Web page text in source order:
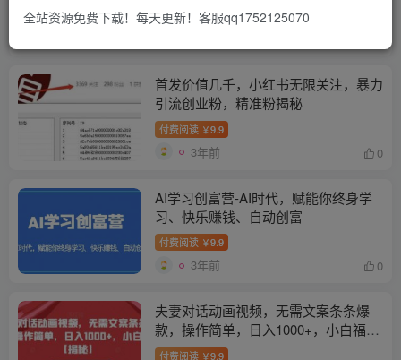
付费阅读 ￥9.9
首发价值几千，小红书无限关注，暴力
引流创业粉，精准粉揭秘
付费阅读 ￥9.9
3年前 0
AI学习创富营-AI时代，赋能你终身学
习、快乐赚钱、自动创富
付费阅读 ￥9.9
3年前 0
夫妻对话动画视频，无需文案条条爆
款，操作简单，日入1000+，小白福音
【揭秘】
付费阅读 ￥9.9
全站资源免费下载！每天更新！客服qq1752125070